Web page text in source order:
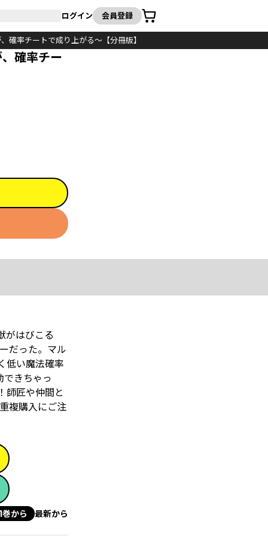
ログイン 会員登録
カート
確率チートで成り上がる～【分冊版】
確率チー
がはびこる
だった。マル
い魔法――確率
できちゃっ
師匠や仲間と
複購入にご注
巻から 最新から